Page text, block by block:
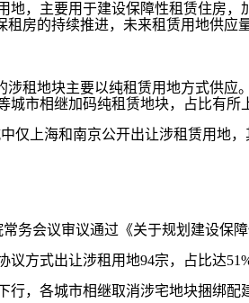
主要用于建设保障性租赁住房，
租房的持续推进，未来租赁用地供应
地块主要以纯租赁用地方式供应
城市相继加码纯租赁地块，占比有所
上海和南京公开出让涉租赁用地，
会议审议通过《关于规划建设保障
方式出让涉租用地94宗，占比达
，各城市相继取消涉宅地块捆绑配